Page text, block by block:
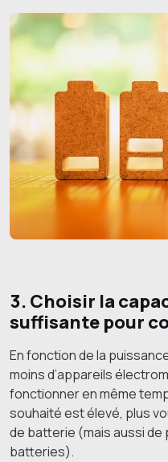
3. Choisir la
suffisante pour
En fonction de la
moins d’appareils
fonctionner en même
souhaité est élevé, plus
de batterie (mais aussi de
batteries).